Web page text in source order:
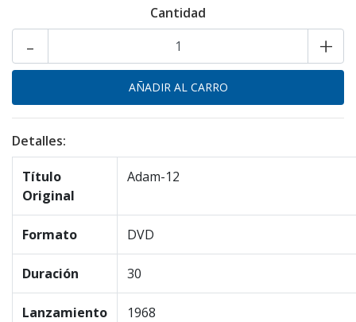
Cantidad
+
-
Detalles:
Título
Original
Adam-12
Formato DVD
Duración 30
Lanzamiento 1968